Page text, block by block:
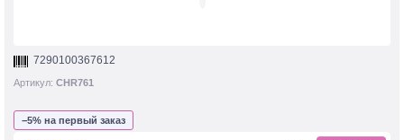
7290100367612
Артикул: CHR761
−5% на первый заказ